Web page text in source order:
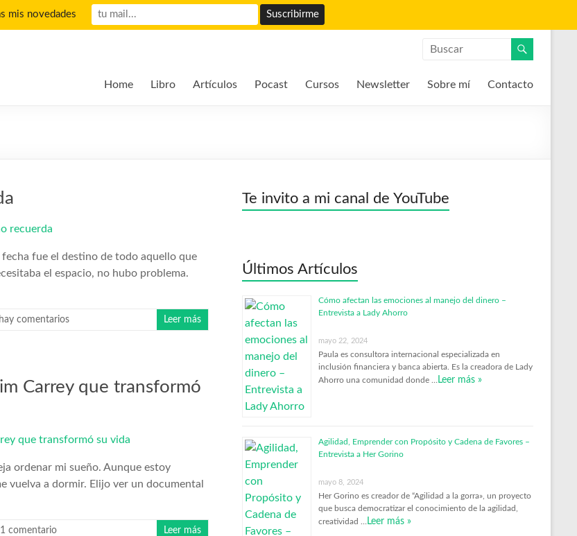
Home Libro Artículos Pocast Cursos Newsletter Sobre mí Contacto
fue el destino de todo aquello que
el espacio, no hubo problema.
comentarios Leer más
Carrey que transformó
ordenar mi sueño. Aunque estoy
vuelva a dormir. Elijo ver un documental
1 comentario Leer más
Te invito a mi canal de YouTube
Últimos Artículos
Cómo afectan las emociones al manejo del dinero –
Entrevista a Lady Ahorro
mayo 22, 2024
Paula es consultora internacional especializada en
inclusión financiera y banca abierta. Es la creadora de Lady
Ahorro una comunidad donde …
Leer más »
Agilidad, Emprender con Propósito y Cadena de Favores –
Entrevista a Her Gorino
mayo 8, 2024
Her Gorino es creador de “Agilidad a la gorra», un proyecto
que busca democratizar el conocimiento de la agilidad,
creatividad …
Leer más »
mis novedades